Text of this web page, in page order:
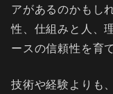
アがあるのかもし
性、仕組みと人、
ースの信頼性を育
技術や経験よりも